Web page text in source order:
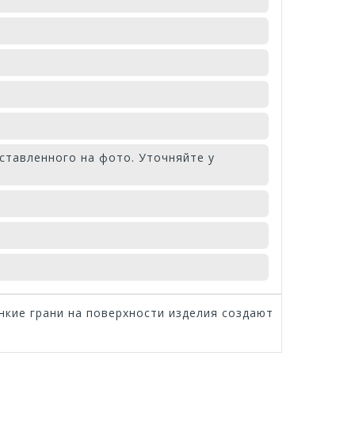
на фото. Уточняйте у
грани на поверхности изделия создают